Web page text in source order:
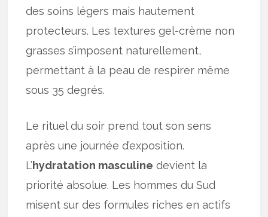
des soins légers mais hautement
protecteurs. Les textures gel-crème non
grasses s’imposent naturellement,
permettant à la peau de respirer même
sous 35 degrés.
Le rituel du soir prend tout son sens
après une journée d’exposition.
L’hydratation masculine devient la
priorité absolue. Les hommes du Sud
misent sur des formules riches en actifs